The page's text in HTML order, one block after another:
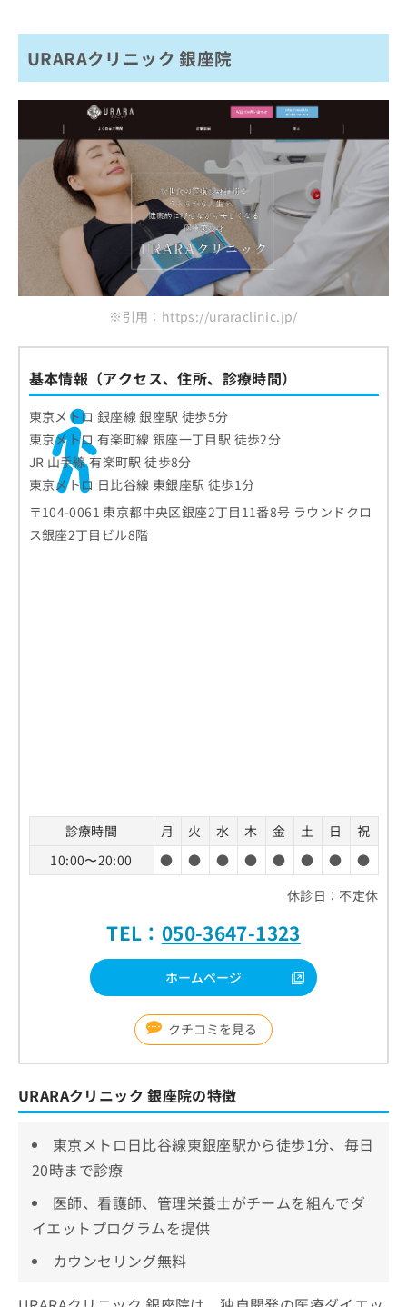
URARAクリニック 銀座院
※引用：https://uraraclinic.jp/
基本情報（アクセス、住所、診療時間）
東京メトロ 銀座線 銀座駅 徒歩5分
東京メトロ 有楽町線 銀座一丁目駅 徒歩2分
JR 山手線 有楽町駅 徒歩8分
東京メトロ 日比谷線 東銀座駅 徒歩1分
〒104-0061 東京都中央区銀座2丁目11番8号 ラウンドクロ
ス銀座2丁目ビル8階
診療時間 月 火 水 木 金 土 日
祝
10:00〜20:00
● ● ● ● ● ● ●
●
休診日：不定休
TEL： 050-3647-1323
ホームページ
クチコミを見る
URARAクリニック 銀座院の特徴
東京メトロ日比谷線東銀座駅から徒歩1分、毎日
20時まで診療
医師、看護師、管理栄養士がチームを組んでダ
イエットプログラムを提供
カウンセリング無料